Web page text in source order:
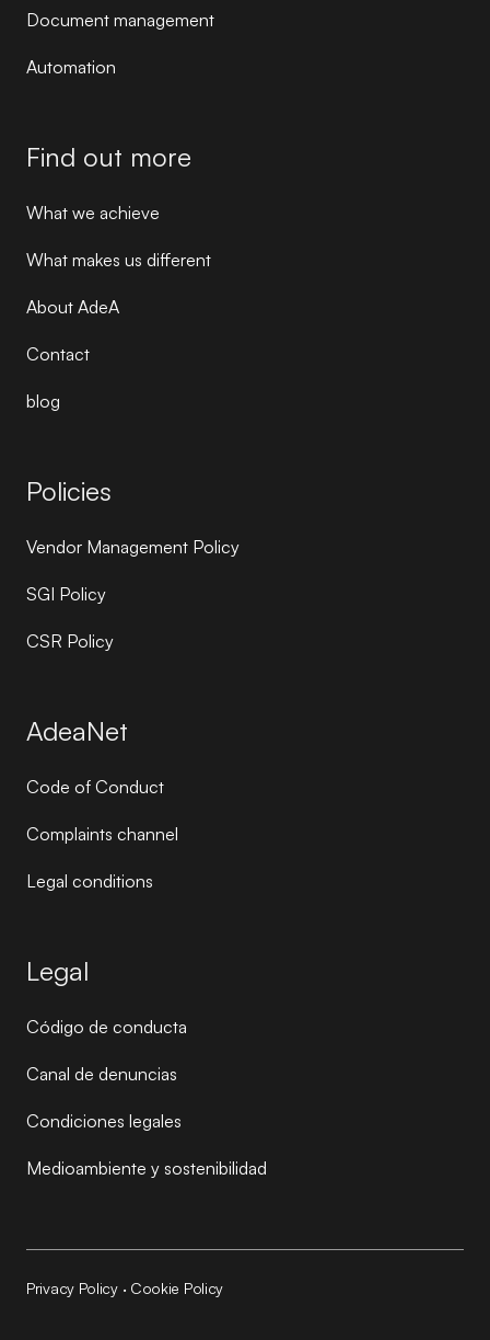
Document management
Automation
Find out more
What we achieve
What makes us different
About AdeA
Contact
blog
Policies
Vendor Management Policy
SGI Policy
CSR Policy
AdeaNet
Code of Conduct
Complaints channel
Legal conditions
Legal
Código de conducta
Canal de denuncias
Condiciones legales
Medioambiente y sostenibilidad
Privacy Policy· Cookie Policy